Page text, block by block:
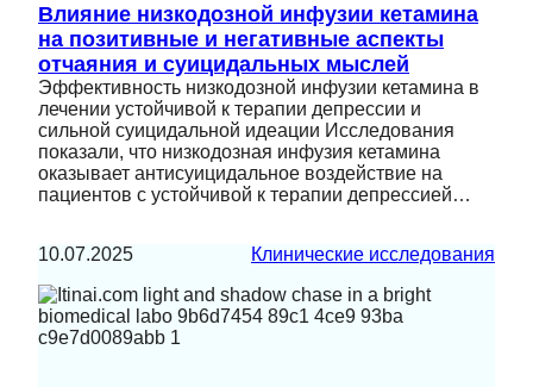
Влияние низкодозной инфузии кетамина
на позитивные и негативные аспекты
отчаяния и суицидальных мыслей
Эффективность низкодозной инфузии кетамина в
лечении устойчивой к терапии депрессии и
сильной суицидальной идеации Исследования
показали, что низкодозная инфузия кетамина
оказывает антисуицидальное воздействие на
пациентов с устойчивой к терапии депрессией…
10.07.2025 Клинические исследования